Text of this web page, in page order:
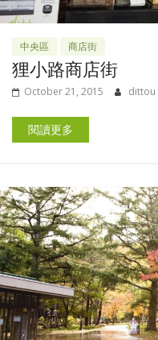
中央區 商店街
狸小路商店街
October 21, 2015 dittou
閱讀更多